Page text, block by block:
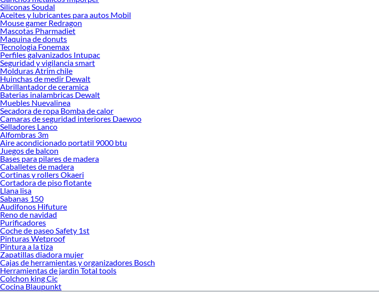
Siliconas Soudal
Aceites y lubricantes para autos Mobil
Mouse gamer Redragon
Mascotas Pharmadiet
Maquina de donuts
Tecnologia Fonemax
Perfiles galvanizados Intupac
Seguridad y vigilancia smart
Molduras Atrim chile
Huinchas de medir Dewalt
Abrillantador de ceramica
Baterias inalambricas Dewalt
Muebles Nuevalinea
Secadora de ropa Bomba de calor
Camaras de seguridad interiores Daewoo
Selladores Lanco
Alfombras 3m
Aire acondicionado portatil 9000 btu
Juegos de balcon
Bases para pilares de madera
Caballetes de madera
Cortinas y rollers Okaeri
Cortadora de piso flotante
Llana lisa
Sabanas 150
Audifonos Hifuture
Reno de navidad
Purificadores
Coche de paseo Safety 1st
Pinturas Wetproof
Pintura a la tiza
Zapatillas diadora mujer
Cajas de herramientas y organizadores Bosch
Herramientas de jardin Total tools
Colchon king Cic
Cocina Blaupunkt